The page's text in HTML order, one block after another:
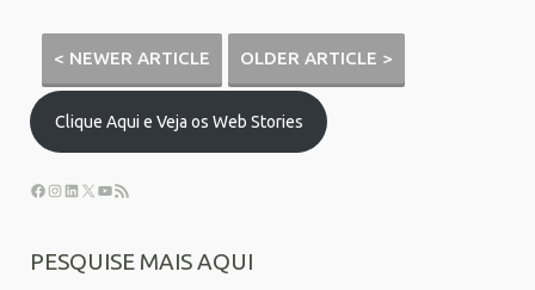
< NEWER ARTICLE OLDER ARTICLE >
Clique Aqui e Veja os Web Stories
PESQUISE MAIS AQUI